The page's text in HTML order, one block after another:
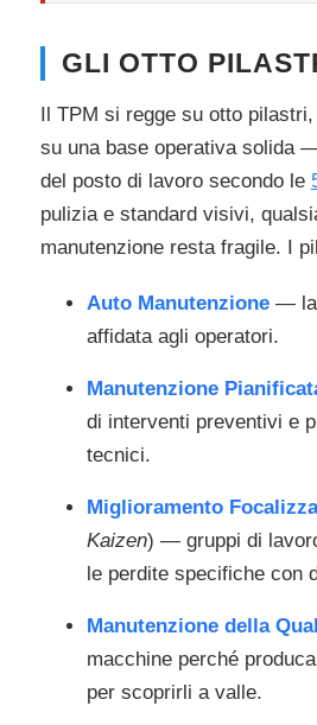
GLI OTTO
Il TPM si regge su otto
su una base operativa solida
del posto di lavoro secondo le
pulizia e standard visivi,
manutenzione resta fragile. I
Auto Manutenzione— la
affidata agli operatori.
Manutenzione
di interventi preventivi e
tecnici.
Miglioramento
Kaizen) — gruppi di
le perdite specifiche con
Manutenzione della
macchine perché
per scoprirli a valle.